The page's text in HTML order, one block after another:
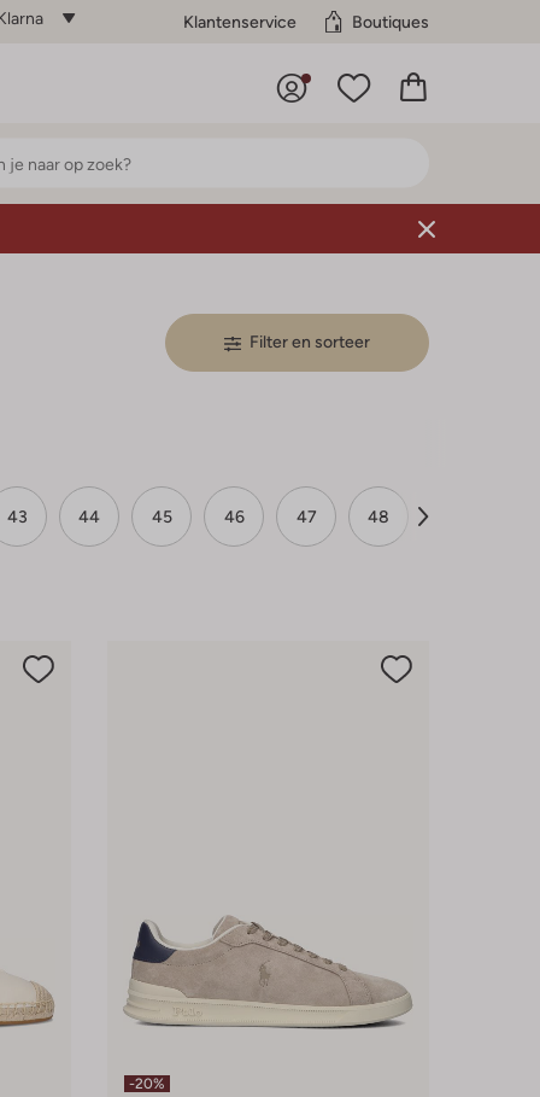
Klantenservice Boutiques
Filter en sorteer
43 44 45 46 47 48
-20%